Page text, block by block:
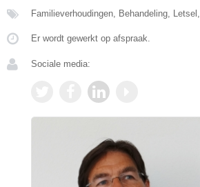
Familieverhoudingen, Behandeling,
Er wordt gewerkt op afspraak.
Sociale media: